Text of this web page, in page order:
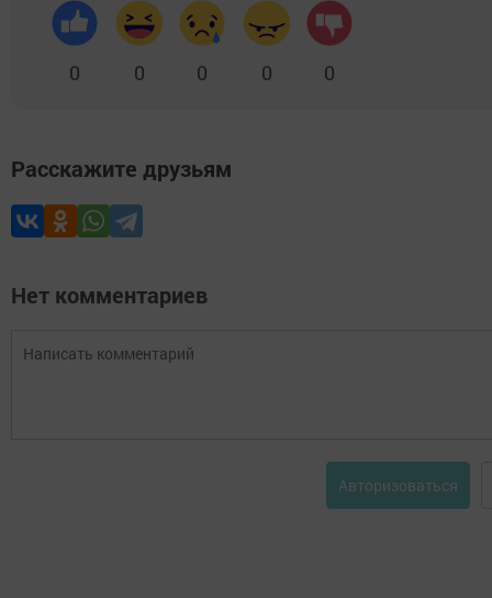
0 0 0 0 0
Расскажите друзьям
Нет комментариев
Авторизоваться